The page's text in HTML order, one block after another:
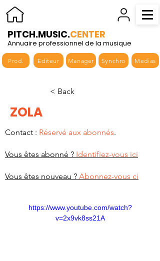
PITCH.MUSIC.CENTER
Annuaire professionnel de la musique
Medias
Manager Synchro
Editeur
Prod.
< Back
ZOLA
Contact : Réservé aux abonnés.
Vous êtes abonné ? Identifiez-vous ici
Vous êtes nouveau ? Abonnez-vous ci
https://www.youtube.com/watch?
v=2x9vk8ss21A